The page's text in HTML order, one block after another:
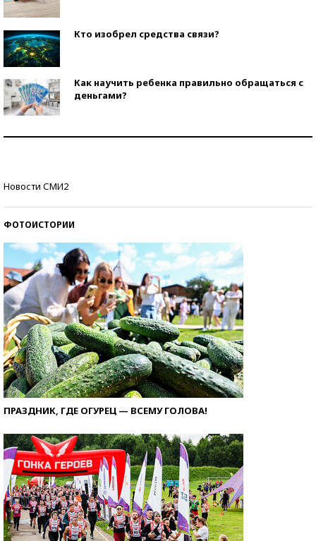
Кто изобрел средства связи?
Как научить ребенка правильно обращаться с
деньгами?
Новости СМИ2
ФОТОИСТОРИИ
ПРАЗДНИК, ГДЕ ОГУРЕЦ — ВСЕМУ ГОЛОВА!